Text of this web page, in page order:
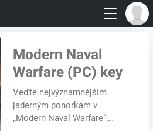
Modern Naval
Warfare (PC) key
Veďte nejvýznamnějším
jaderným ponorkám v
„Modern Naval Warfare“,